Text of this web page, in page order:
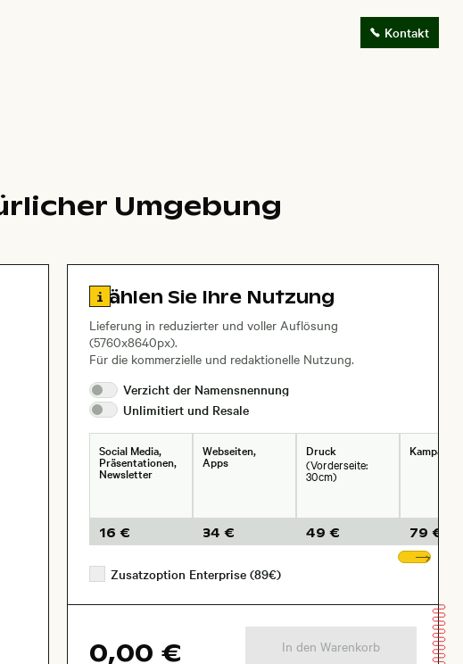
Kontakt
Umgebung
Zu den Lizenzinformationen springen
Wählen Sie Ihre Nutzung
Lieferung in reduzierter und voller Auflösung
(5760x8640px).
Für die kommerzielle und redaktionelle Nutzung.
Verzicht der Namensnennung
Unlimitiert und Resale
Social Media,
Präsentationen,
Newsletter
16 €
Webseiten,
Apps
34 €
Druck
(Vorderseite:
30cm)
49 €
79 €
Zusatzoption Enterprise (89€)
0,00 €
In den Warenkorb